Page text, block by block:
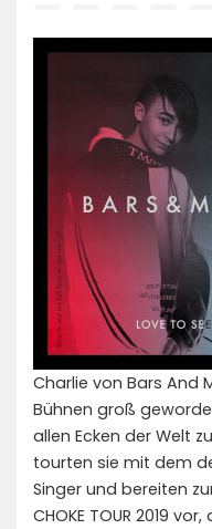
Charlie von Bars And
Bühnen groß
allen Ecken der Welt
tourten sie mit dem
Singer und bereiten
CHOKE TOUR 2019